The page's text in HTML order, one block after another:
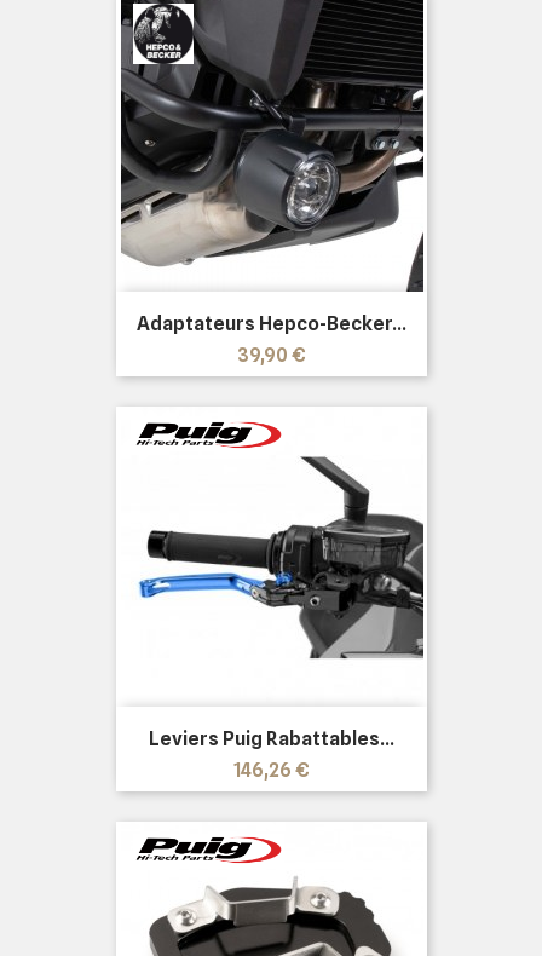
Adaptateurs Hepco-Becker...
Prix
39,90 €
Leviers Puig Rabattables...
Prix
146,26 €